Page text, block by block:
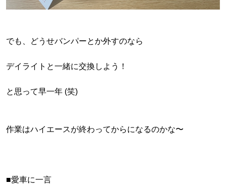
でも、どうせバンパーとか外すのなら
デイライトと一緒に交換しよう！
と思って早一年 (笑)
作業はハイエースが終わってからになるのかな〜
■愛車に一言